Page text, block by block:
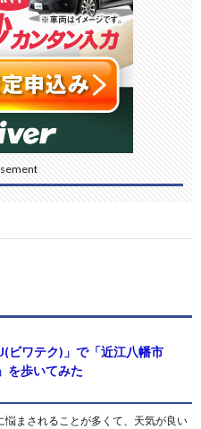
ビワテク)」で「近江八幡市
を歩いてみた
悩まされることが多くて、天気が良い